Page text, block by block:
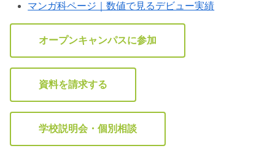
マンガ科ページ｜数値で見るデビュー実績
オープンキャンパスに参加
資料を請求する
学校説明会・個別相談